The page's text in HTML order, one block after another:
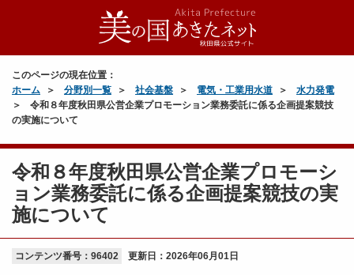
このページの現在位置：
ホーム
分野別一覧 社会基盤 電気・工業用水道
水力発電
令和８年度秋田県公営企業プロモーション業務委託に係る企画提案競技
の実施について
令和８年度秋田県公営企業プロモーシ
ョン業務委託に係る企画提案競技の実
施について
コンテンツ番号：96402 更新日： 2026年06月01日